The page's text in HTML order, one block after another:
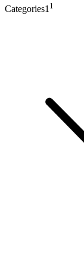
Categories1 1